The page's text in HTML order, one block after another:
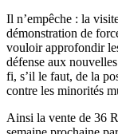
Il n’empêche : la
démonstration de
vouloir approfondir
défense aux
fi, s’il le faut, de la
contre les minorités
Ainsi la vente de 36